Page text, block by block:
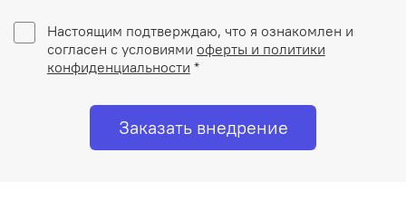
Настоящим подтверждаю, что я ознакомлен и
согласен с условиями оферты и политики
конфиденциальности *
Заказать внедрение